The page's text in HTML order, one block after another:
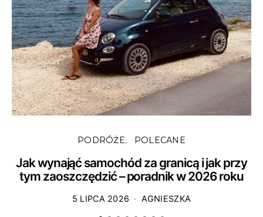
PODRÓŻE POLECANE
Jak wynająć samochód za granicą i jak przy
tym zaoszczędzić – poradnik w 2026 roku
5 LIPCA 2026 AGNIESZKA